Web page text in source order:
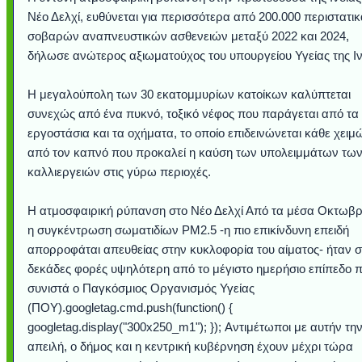
Νέο Δελχί, ευθύνεται για περισσότερα από 200.000
σοβαρών αναπνευστικών ασθενειών μεταξύ 2022 και 2024,
δήλωσε ανώτερος αξιωματούχος του υπουργείου Υγείας της
Η μεγαλούπολη των 30 εκατομμυρίων κατοίκων καλύπτεται
συνεχώς από ένα πυκνό, τοξικό νέφος που παράγεται από τα
εργοστάσια και τα οχήματα, το οποίο επιδεινώνεται κάθε
από τον καπνό που προκαλεί η καύση των υπολειμμάτων των
καλλιεργειών στις γύρω περιοχές.
Η ατμοσφαιρική ρύπανση στο Νέο Δελχί Από τα μέσα
η συγκέντρωση σωματιδίων PM2.5 -η πιο επικίνδυνη επειδή
απορροφάται απευθείας στην κυκλοφορία του αίματος- ήταν
δεκάδες φορές υψηλότερη από το μέγιστο ημερήσιο επίπεδο
συνιστά ο Παγκόσμιος Οργανισμός Υγείας
(ΠΟΥ).googletag.cmd.push(function() {
googletag.display("300x250_m1"); }); Αντιμέτωποι με αυτήν την
απειλή, ο δήμος και η κεντρική κυβέρνηση έχουν μέχρι τώρα
Ο αέρας του
τα μαλλιά
Ταξίδι στο
Διεθνής
Σταθμός: Ο
το παράθυρό
Μουσική από
χορδές
Video:
καταιγίδα
Εντυπωσιακές
από
Abbey,Ταϊτή
Υποθαλάσσιο
στην
Η νέα
Αθήνας από το
που κάνει το
Ο Κομήτης του
φωτίσει τη Γη
κι απ' το
Συγκινητικό
λεοπάρδαλη
μωρό
Alesund: Μια
Νορβηγία που
Η γάτα και το